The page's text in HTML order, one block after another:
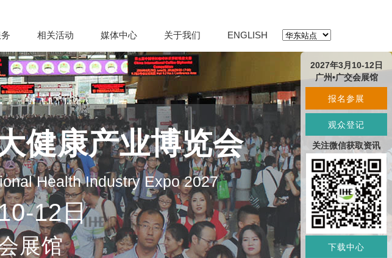
相关活动 媒体中心 关于我们 ENGLISH
健康产业博览会
Health Industry Expo 2027
12日
展馆
2027年3月10-12日
广州•广交会展馆
报名参展
观众登记
关注微信获取资讯
下载中心